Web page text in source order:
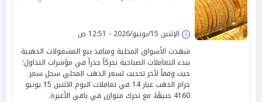
الإثنين 15/يونيو/2026 - 12:51 ص
شهدت الأسواق المحلية ومنافذ بيع المشغولات الذهبية
ببدء التعاملات الصباحية تحركاً حذراً في مؤشرات التداول؛
حيث وفقاً لآخر تحديث لسعر الذهب المحلي سجل سعر
جرام الذهب عيار 14 في تعاملات اليوم الاثنين 15 يونيو
4160 جنيهًا، مع تحرك متوازن في باقي الأعيرة.